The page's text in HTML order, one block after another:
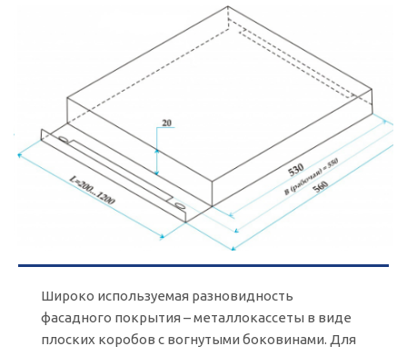
Широко используемая разновидность
фасадного покрытия – металлокассеты в виде
плоских коробов с вогнутыми боковинами. Для